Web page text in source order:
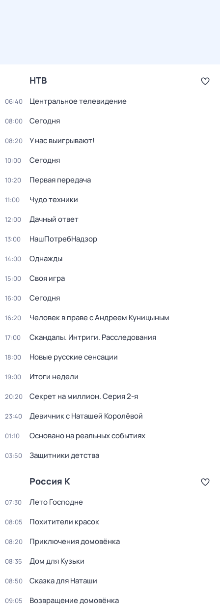
НТВ
06:40 Центральное телевидение
08:00 Сегодня
08:20 У нас выигрывают!
10:00 Сегодня
10:20 Первая передача
11:00 Чудо техники
12:00 Дачный ответ
13:00 НашПотребНадзор
14:00 Однажды
15:00 Своя игра
16:00 Сегодня
16:20 Человек в праве с Андреем Куницыным
17:00 Скандалы. Интриги. Расследования
18:00 Новые русские сенсации
19:00 Итоги недели
20:20 Секрет на миллион. Серия 2-я
23:40 Девичник с Наташей Королёвой
01:10 Основано на реальных событиях
03:50 Защитники детства
Россия К
07:30 Лето Господне
08:05 Похитители красок
08:20 Приключения домовёнка
08:35 Дом для Кузьки
08:50 Сказка для Наташи
09:05 Возвращение домовёнка